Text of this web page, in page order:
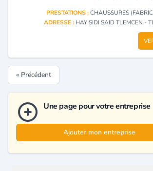
PRESTATIONS :CHAUSSURES
ADRESSE : HAY SIDI SAID TLEMCEN -
« Précédent
Une page pour votre entreprise
Ajouter mon entreprise